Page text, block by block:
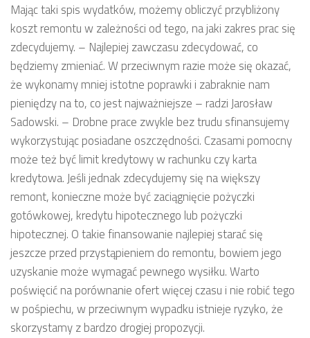
Mając taki spis wydatków, możemy obliczyć przybliżony
koszt remontu w zależności od tego, na jaki zakres prac się
zdecydujemy. – Najlepiej zawczasu zdecydować, co
będziemy zmieniać. W przeciwnym razie może się okazać,
że wykonamy mniej istotne poprawki i zabraknie nam
pieniędzy na to, co jest najważniejsze – radzi Jarosław
Sadowski. – Drobne prace zwykle bez trudu sfinansujemy
wykorzystując posiadane oszczędności. Czasami pomocny
może też być limit kredytowy w rachunku czy karta
kredytowa. Jeśli jednak zdecydujemy się na większy
remont, konieczne może być zaciągnięcie pożyczki
gotówkowej, kredytu hipotecznego lub pożyczki
hipotecznej. O takie finansowanie najlepiej starać się
jeszcze przed przystąpieniem do remontu, bowiem jego
uzyskanie może wymagać pewnego wysiłku. Warto
poświęcić na porównanie ofert więcej czasu i nie robić tego
w pośpiechu, w przeciwnym wypadku istnieje ryzyko, że
skorzystamy z bardzo drogiej propozycji.